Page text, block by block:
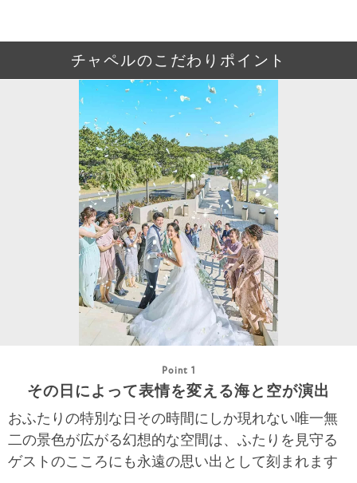
チャペルのこだわりポイント
Point 1
その日によって表情を変える海と空が演出
おふたりの特別な日その時間にしか現れない唯一無
二の景色が広がる幻想的な空間は、ふたりを見守る
ゲストのこころにも永遠の思い出として刻まれます